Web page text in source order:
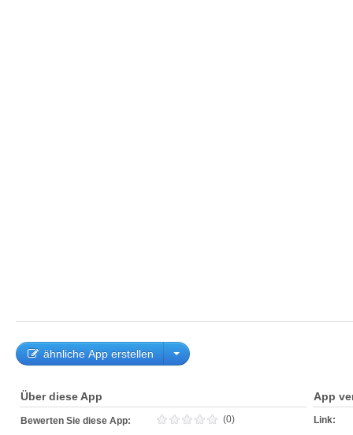
ähnliche App erstellen
Über diese App
Bewerten Sie diese App: (0)
App
Link: